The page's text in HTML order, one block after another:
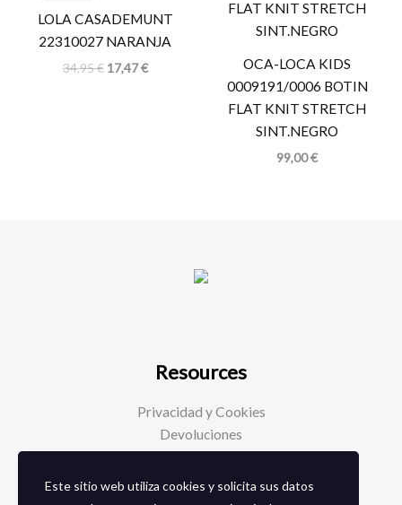
LOLA CASADEMUNT
22310027 NARANJA
34,95€
34,95 €.
17,47€
17,47 €.
OCA-LOCA KIDS
0009191/0006 BOTIN
FLAT KNIT STRETCH
SINT.NEGRO
99,00€
Resources
Privacidad y Cookies
Devoluciones
Social Media
Este sitio web utiliza cookies y solicita sus datos